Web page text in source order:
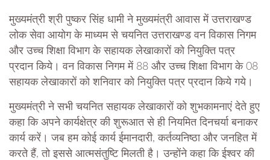
मुख्यमंत्री श्री पुष्कर सिंह धामी ने मुख्यमंत्री आवास में उत्तराखण्ड
लोक सेवा आयोग के माध्यम से चयनित उत्तराखण्ड वन विकास निगम
और उच्च शिक्षा विभाग के सहायक लेखाकारों को नियुक्ति पत्र
प्रदान किये। वन विकास निगम में 88 और उच्च शिक्षा विभाग के 08
सहायक लेखाकारों को शनिवार को नियुक्ति पत्र प्रदान किये गये।
मुख्यमंत्री ने सभी चयनित सहायक लेखाकारों को शुभकामनाएं देते हुए
कहा कि अपने कार्यक्षेत्र की शुरूआत से ही नियमित दिनचर्या बनाकर
कार्य करें। जब हम कोई कार्य ईमानदारी, कर्तव्यनिष्ठा और जनहित में
करते हैं, तो इससे आत्मसंतुष्टि मिलती है। उन्होंने कहा कि ईश्वर की